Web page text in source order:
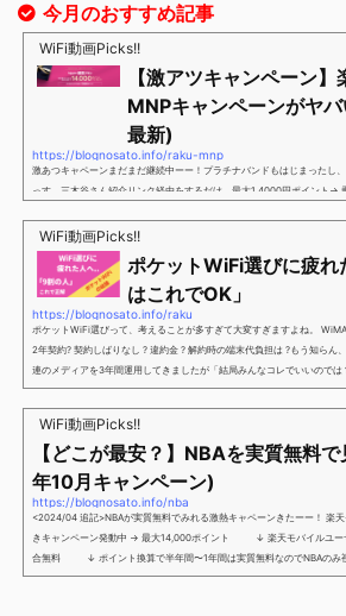
今月のおすすめ記事
WiFi動画Picks!!
【激アツキャンペーン
MNPキャンペーンがヤ
最新)
https://blognosato.info/raku-mnp
激あつキャペーンまだまだ継続中ーー！プラチナバンドもはじまったし
っす。三木谷さん紹介リンク経由をするだけ。最大1,4000円ポイント→
谷さんキャンペーン／2回線目以降でもOK再契約でもでもOK背水の陣の
け」とも思えるポイントばら撒きキャンペーンを発動してきました。■キ
別招待ページから楽天モバイ...
WiFi動画Picks!!
ポケットWiFi選びに疲れ
はこれでOK」
https://blognosato.info/raku
ポケットWiFi選びって、考えることが多すぎて大変すぎますよね。
2年契約? 契約しばりなし ? 違約金 ? 解約時の端末代負担は ?もう知らん
連のメディアを3年間運用してきましたが「結局みんなコレでいいのでは
ということで、「ポケットWiFi選びに疲れた」「結局どれがいいのか分
解】を用意しました。ポケットWiFiのヘビーユーザー視点で「90％の人
のなので、「多...
WiFi動画Picks!!
【どこが最安？】NBAを実質無料
年10月キャンペーン)
https://blognosato.info/nba
<2024/04 追記>NBAが実質無料でみれる激熱キャペーンきたーー！ 楽
きキャンペーン発動中 → 最大14,000ポイント ↓ 楽天モバイルユー
合無料 ↓ ポイント換算で半年間〜1年間は実質無料なのでNBAのみ
NBAを見る方法」が「楽天モバイルを契約すること」というもはや意味